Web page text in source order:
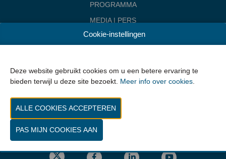
PROGRAMMA
MEDIA | PERS
INDUSTRIALFAIRS
Woensdag 24 maart 2027 van 10.00 - 18.00
Donderdag 25 maart 2027 van 10.00 - 22.00
Locatie
gps: Parking C - Romeinsesteenweg
1853 Brussel
Cookie-instellingen
Deze website gebruikt cookies om u een betere ervaring te
bieden terwijl u deze site bezoekt. Meer info over cookies